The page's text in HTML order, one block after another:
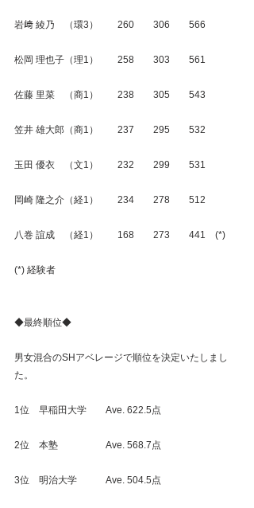
岩﨑 綾乃　（環3）　　260　　306　　566
松岡 理也子（理1）　　258　　303　　561
佐藤 里菜　（商1）　　238　　305　　543
笠井 雄大郎（商1）　　237　　295　　532
玉田 優衣　（文1）　　232　　299　　531
岡崎 隆之介（経1）　　234　　278　　512
八巻 誼成　（経1）　　168　　273　　441　(*)
(*) 経験者
◆最終順位◆
男女混合のSHアベレージで順位を決定いたしまし
た。
1位　早稲田大学　　Ave. 622.5点
2位　本塾　　　　　Ave. 568.7点
3位　明治大学　　　Ave. 504.5点